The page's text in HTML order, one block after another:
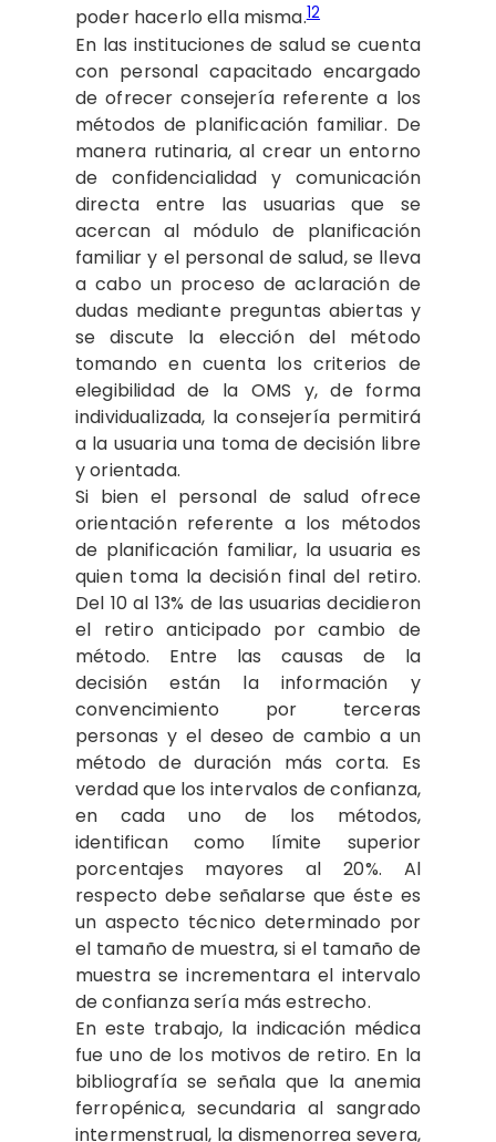
poder hacerlo ella misma.12
En las instituciones de salud se cuenta
con personal capacitado encargado
de ofrecer consejería referente a los
métodos de planificación familiar. De
manera rutinaria, al crear un entorno
de confidencialidad y comunicación
directa entre las usuarias que se
acercan al módulo de planificación
familiar y el personal de salud, se lleva
a cabo un proceso de aclaración de
dudas mediante preguntas abiertas y
se discute la elección del método
tomando en cuenta los criterios de
elegibilidad de la OMS y, de forma
individualizada, la consejería permitirá
a la usuaria una toma de decisión libre
y orientada.
Si bien el personal de salud ofrece
orientación referente a los métodos
de planificación familiar, la usuaria es
quien toma la decisión final del retiro.
Del 10 al 13% de las usuarias decidieron
el retiro anticipado por cambio de
método. Entre las causas de la
decisión están la información y
convencimiento por terceras
personas y el deseo de cambio a un
método de duración más corta. Es
verdad que los intervalos de confianza,
en cada uno de los métodos,
identifican como límite superior
porcentajes mayores al 20%. Al
respecto debe señalarse que éste es
un aspecto técnico determinado por
el tamaño de muestra, si el tamaño de
muestra se incrementara el intervalo
de confianza sería más estrecho.
En este trabajo, la indicación médica
fue uno de los motivos de retiro. En la
bibliografía se señala que la anemia
ferropénica, secundaria al sangrado
intermenstrual, la dismenorrea severa,